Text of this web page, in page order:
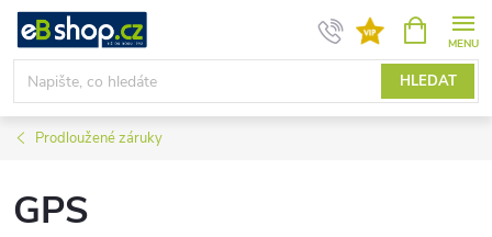
Přejít
obsah
HLEDAT
NÁKUPNÍ
KOŠÍK
Prodloužené záruky
GPS